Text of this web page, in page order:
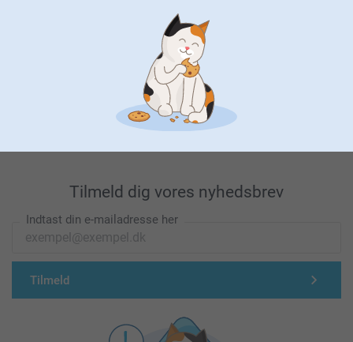
Førsteklasses kundeservice!
Tilmeld dig vores nyhedsbrev
Indtast din e-mailadresse her
Tilmeld